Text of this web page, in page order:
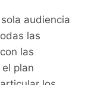
audiencia
las
las
plan